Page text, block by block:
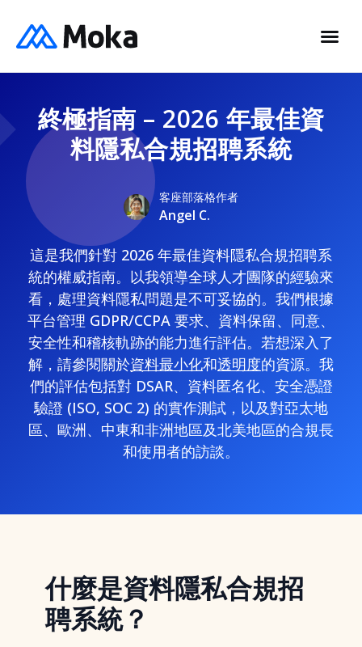
終極指南 – 2026 年最佳資
料隱私合規招聘系統
客座部落格作者
Angel C.
這是我們針對 2026 年最佳資料隱私合規招聘系
統的權威指南。以我領導全球人才團隊的經驗來
看，處理資料隱私問題是不可妥協的。我們根據
平台管理 GDPR/CCPA 要求、資料保留、同意、
安全性和稽核軌跡的能力進行評估。若想深入了
解，請參閱關於資料最小化和透明度的資源。我
們的評估包括對 DSAR、資料匿名化、安全憑證
驗證 (ISO, SOC 2) 的實作測試，以及對亞太地
區、歐洲、中東和非洲地區及北美地區的合規長
和使用者的訪談。
什麼是資料隱私合規招
聘系統？